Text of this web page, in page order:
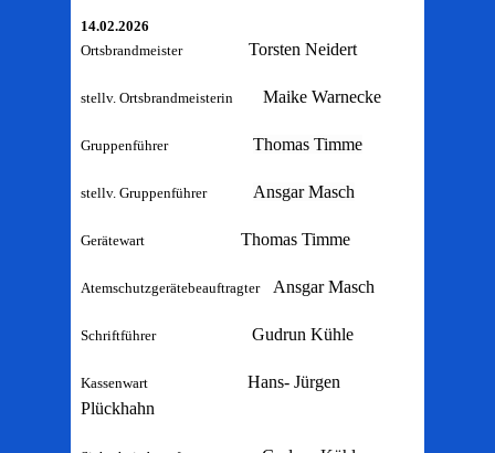
14.02.2026
OrtsbrandmeisterTorsten Neidert
stellv. OrtsbrandmeisterinMaike Warnecke
Gruppenführer Thomas Timme
stellv. Gruppenführer Ansgar Masch
Gerätewart Thomas Timme
Atemschutzgerätebeauftragter Ansgar Masch
SchriftführerGudrun Kühle
KassenwartHans- Jürgen
Plückhahn